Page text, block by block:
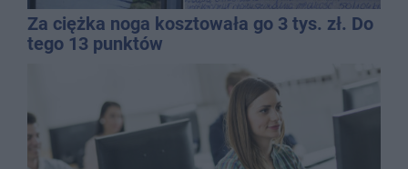
Za ciężka noga kosztowała go 3 tys. zł. Do
tego 13 punktów